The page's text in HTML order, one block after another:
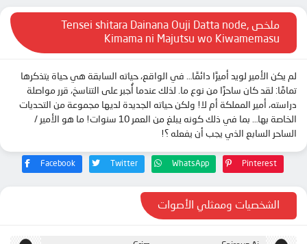
ملخص Tensei shitara Dainana Ouji Datta node,
Kimama ni Majutsu wo Kiwamemasu
لم يكن الأمير لويد أميرًا دائمًا… في الواقع، حياته السابقة هي حياة يتذكرها
تمامًا: لقد كان ساحرًا من نوع ما. لذلك عندما أُجبر على التناسخ، قرر مواصلة
دراسته، أمير المملكة أم لا! ولكن حياته الجديدة لديها مجموعة من التحديات
الخاصة بها… بما في ذلك كونه يبلغ من العمر 10 سنوات! ما هو الأمير /
الساحر السابع الذي يجب أن يفعله ؟!
Facebook Twitter WhatsApp Pinterest
الشخصيات وممثلي الأصوات